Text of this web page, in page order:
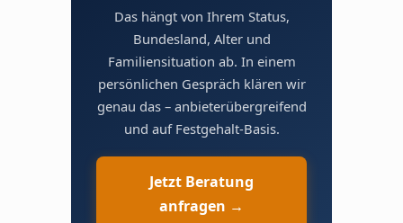
Das hängt von Ihrem Status,
Bundesland, Alter und
Familiensituation ab. In einem
persönlichen Gespräch klären wir
genau das – anbieterübergreifend
und auf Festgehalt-Basis.
Jetzt Beratung
anfragen →